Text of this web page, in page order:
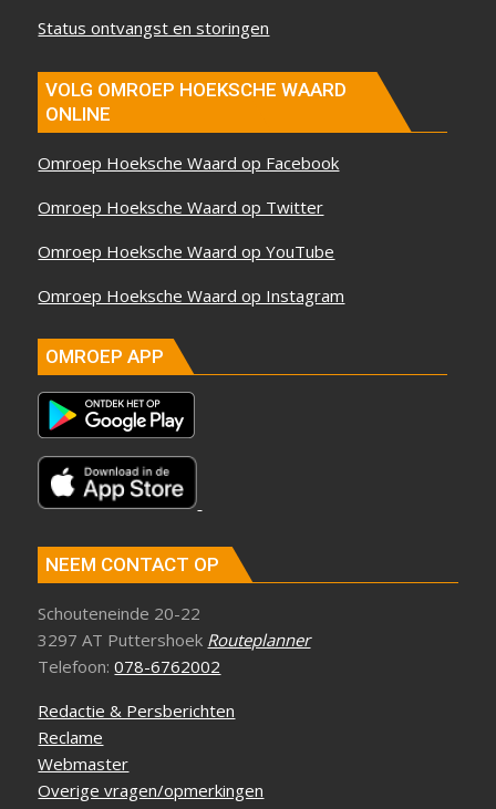
Status ontvangst en storingen
VOLG OMROEP HOEKSCHE WAARD
ONLINE
Omroep Hoeksche Waard op Facebook
Omroep Hoeksche Waard op Twitter
Omroep Hoeksche Waard op YouTube
Omroep Hoeksche Waard op Instagram
OMROEP APP
NEEM CONTACT OP
Schouteneinde 20-22
3297 AT Puttershoek Routeplanner
Telefoon:078-6762002
Redactie & Persberichten
Reclame
Webmaster
Overige vragen/opmerkingen